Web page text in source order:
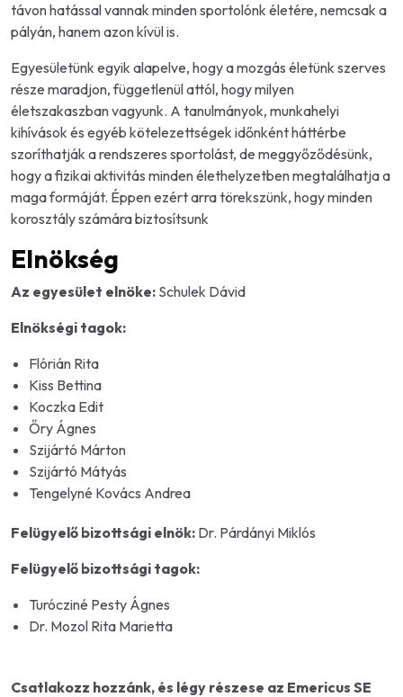
távon hatással vannak minden sportolónk életére, nemcsak a
pályán, hanem azon kívül is.
Egyesületünk egyik alapelve, hogy a mozgás életünk szerves
része maradjon, függetlenül attól, hogy milyen
életszakaszban vagyunk. A tanulmányok, munkahelyi
kihívások és egyéb kötelezettségek időnként háttérbe
szoríthatják a rendszeres sportolást, de meggyőződésünk,
hogy a fizikai aktivitás minden élethelyzetben megtalálhatja a
maga formáját. Éppen ezért arra törekszünk, hogy minden
korosztály számára biztosítsunk
Elnökség
Az egyesület elnöke: Schulek Dávid
Elnökségi tagok:
Flórián Rita
Kiss Bettina
Koczka Edit
Őry Ágnes
Szijártó Márton
Szijártó Mátyás
Tengelyné Kovács Andrea
Felügyelő bizottsági elnök: Dr. Párdányi Miklós
Felügyelő bizottsági tagok:
Turócziné Pesty Ágnes
Dr. Mozol Rita Marietta
Csatlakozz hozzánk, és légy részese az Emericus SE